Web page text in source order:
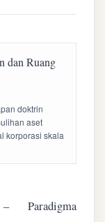
doktrin
aset
korporasi skala
Paradigma